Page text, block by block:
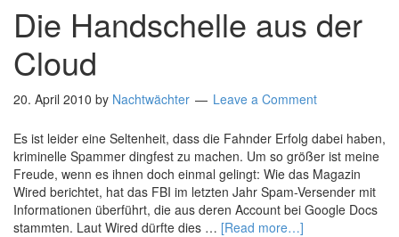
Die Handschelle aus der
Cloud
20. April 2010 by Nachtwächter Leave a Comment
Es ist leider eine Seltenheit, dass die Fahnder Erfolg dabei haben,
kriminelle Spammer dingfest zu machen. Um so größer ist meine
Freude, wenn es ihnen doch einmal gelingt: Wie das Magazin
Wired berichtet, hat das FBI im letzten Jahr Spam-Versender mit
Informationen überführt, die aus deren Account bei Google Docs
stammten. Laut Wired dürfte dies … [Read more…]